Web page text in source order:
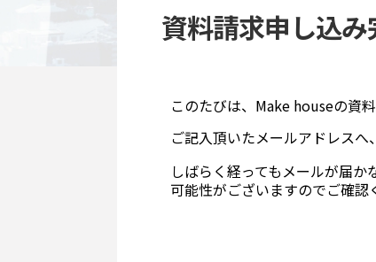
資料請求申し込み
このたびは、Make houseの資
ご記入頂いたメールアドレスへ
しばらく経ってもメールが届
可能性がございますのでご確認